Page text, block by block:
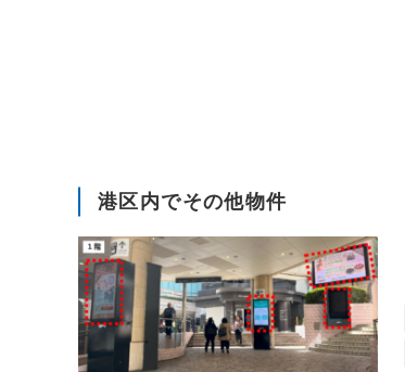
港区内でその他物件